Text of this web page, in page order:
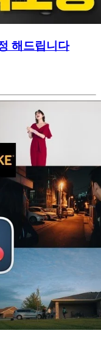
해드립니다